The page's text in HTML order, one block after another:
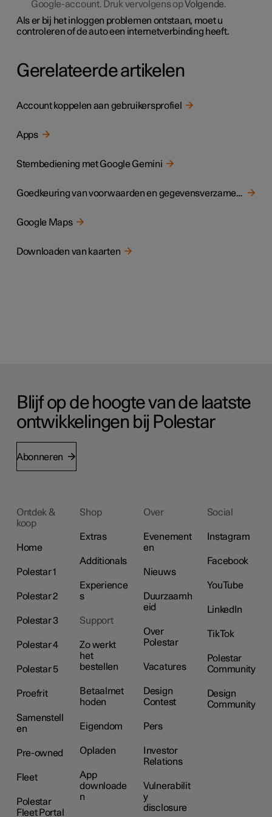
Google-account. Druk vervolgens opVolgende.
Als er bij het inloggen problemen ontstaan, moet u
controleren of de auto een internetverbinding heeft.
Gerelateerde artikelen
Account koppelen aan gebruikersprofiel
Apps
Stembediening met Google Gemini
Goedkeuring van voorwaarden en gegevensverzameling
Google Maps
Downloaden van kaarten
Blijf op de hoogte van de laatste
ontwikkelingen bij Polestar
Abonneren
Ontdek &
koop
Home
Polestar 1
Polestar 2
Polestar 3
Polestar 4
Polestar 5
Proefrit
Samenstell
en
Pre-owned
Fleet
Polestar
Fleet Portal
Shop
Extras
Additionals
Experience
s
Support
Zo werkt
het
bestellen
Betaalmet
hoden
Eigendom
Opladen
App
downloade
n
Over
Evenement
en
Nieuws
Duurzaamh
eid
Over
Polestar
Vacatures
Design
Contest
Pers
Investor
Relations
Vulnerabilit
y
disclosure
Social
Instagram
Facebook
YouTube
LinkedIn
TikTok
Polestar
Community
Design
Community